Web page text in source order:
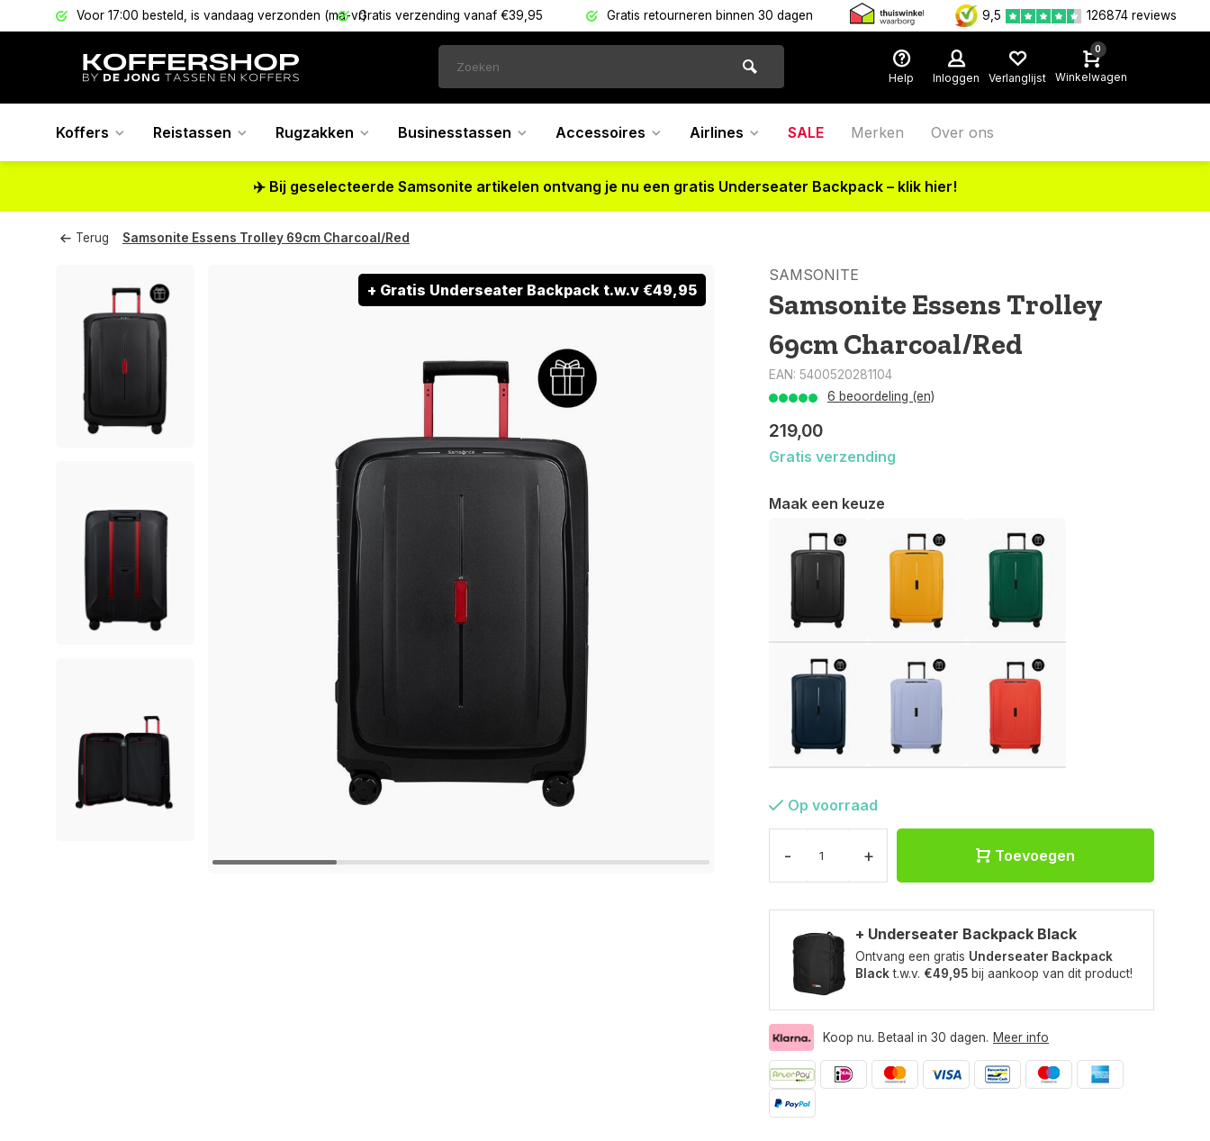
Voor 17:00 besteld, is vandaag verzonden (ma-vr)Gratis verzending vanaf €39,95 Gratis retourneren binnen 30 dagen 9,5 126874 reviews
Help Inloggen Verlanglijst
0
Winkelwagen
Koffers Reistassen Rugzakken Businesstassen Accessoires Airlines SALE Merken Over ons
✈️ Bij geselecteerde Samsonite artikelen ontvang je nu een gratis Underseater Backpack – klik hier!
Terug Samsonite Essens Trolley 69cm Charcoal/Red
+ Gratis Underseater Backpack t.w.v €49,95
SAMSONITE
Samsonite Essens Trolley
69cm Charcoal/Red
EAN: 5400520281104
6 beoordeling (en)
219,00
Gratis verzending
Maak een keuze
Op voorraad
- + Toevoegen
+ Underseater Backpack Black
Ontvang een gratis Underseater Backpack
Blackt.w.v. €49,95 bij aankoop van dit product!
Koop nu. Betaal in 30 dagen. Meer info